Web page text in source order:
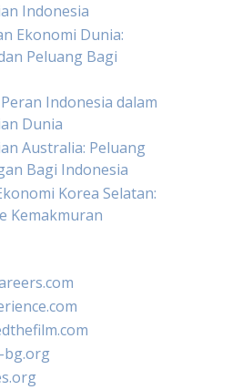
Indonesia
Ekonomi Dunia:
Peluang Bagi
Indonesia dalam
Dunia
Australia: Peluang
Bagi Indonesia
Korea Selatan:
Kemakmuran
bg.org